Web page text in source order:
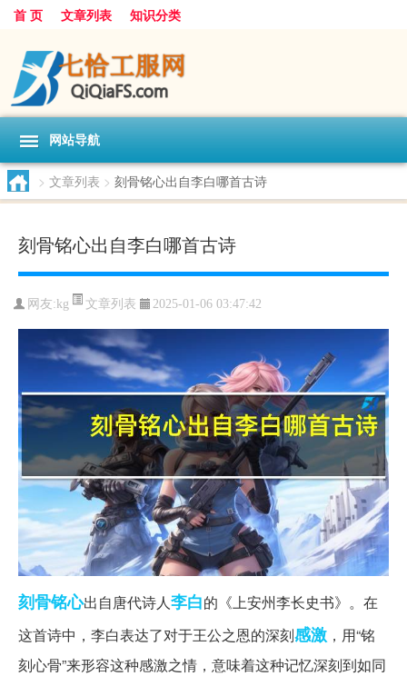
首 页 文章列表 知识分类
网站导航
> 文章列表 > 刻骨铭心出自李白哪首古诗
刻骨铭心出自李白哪首古诗
网友: kg 文章列表 2025-01-06 03:47:42
刻骨铭心出自唐代诗人李白的《上安州李长史书》。在
这首诗中，李白表达了对于王公之恩的深刻感激 ，用“铭
刻心骨”来形容这种感激之情，意味着这种记忆深刻到如同